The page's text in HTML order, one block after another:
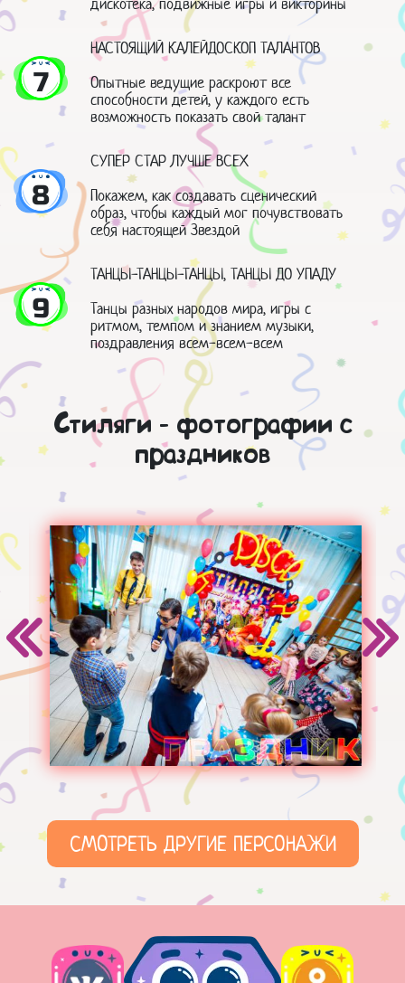
7
НАСТОЯЩИЙ КАЛЕЙДОСКОП ТАЛАНТОВ
Опытные ведущие раскроют все
способности детей, у каждого есть
возможность показать свой талант
8
СУПЕР СТАР ЛУЧШЕ ВСЕХ
Покажем, как создавать сценический
образ, чтобы каждый мог почувствовать
себя настоящей Звездой
9
ТАНЦЫ-ТАНЦЫ-ТАНЦЫ, ТАНЦЫ ДО УПАДУ
Танцы разных народов мира, игры с
ритмом, темпом и знанием музыки,
поздравления всем-всем-всем
Стиляги - фотографии с
праздников
СМОТРЕТЬ ДРУГИЕ ПЕРСОНАЖИ